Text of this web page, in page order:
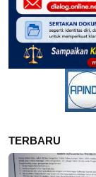
TERBARU